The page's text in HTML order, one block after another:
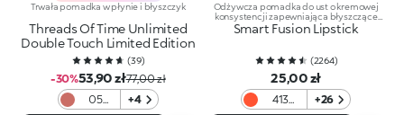
Trwała pomadka w płynie i błyszczyk
Threads Of Time Unlimited
Double Touch Limited Edition
(39)
-30%53,90 zł77,00 zł
05
+4
Odżywcza pomadka do ust o kremowej
konsystencji zapewniająca błyszczące
wykończenie
Smart Fusion Lipstick
(2264)
25,00 zł
413
+26